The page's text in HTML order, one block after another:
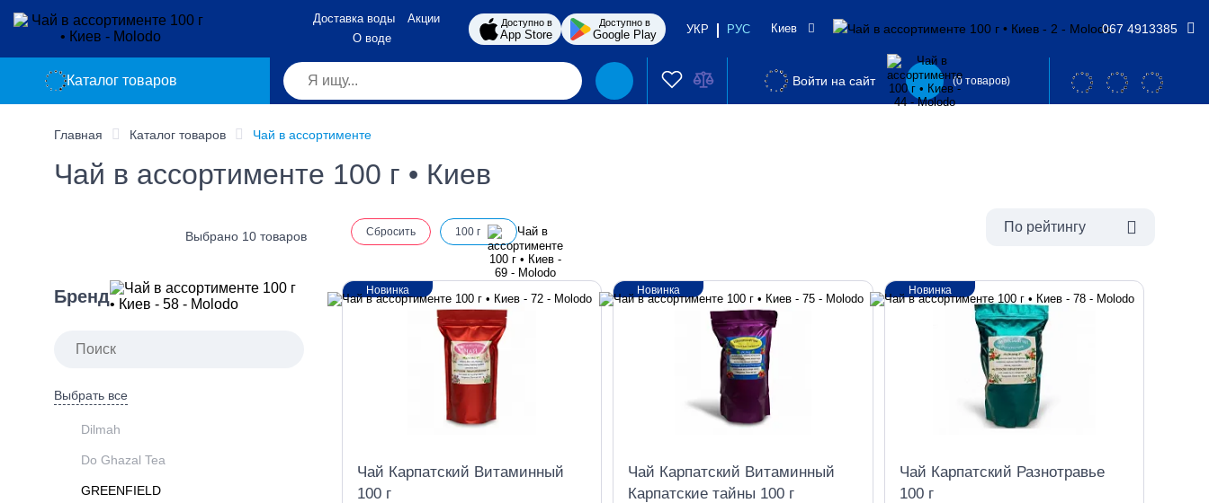
Доставка воды
Акции
О воде
Доступно в
App Store
Доступно в
Google Play УКР РУС Киев 067 4913385
Каталог товаров Войти на сайт (0 товаров)
Главная Каталог товаров Чай в ассортименте
Чай в ассортименте 100 г • Киев
Бренд
Выбрать все
Dilmah
Do Ghazal Tea
GREENFIELD
По рейтингу
Выбрано 10 товаров Сбросить 100 г
Чай Карпатский Витаминный
100 г
Новинка
Чай Карпатский Витаминный
Карпатские тайны 100 г
Новинка
Чай Карпатский Разнотравье
100 г
Новинка